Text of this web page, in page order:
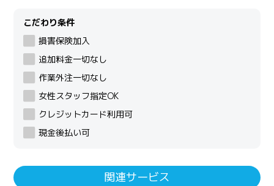
こだわり条件
損害保険加入
追加料金一切なし
作業外注一切なし
女性スタッフ指定OK
クレジットカード利用可
現金後払い可
関連サービス